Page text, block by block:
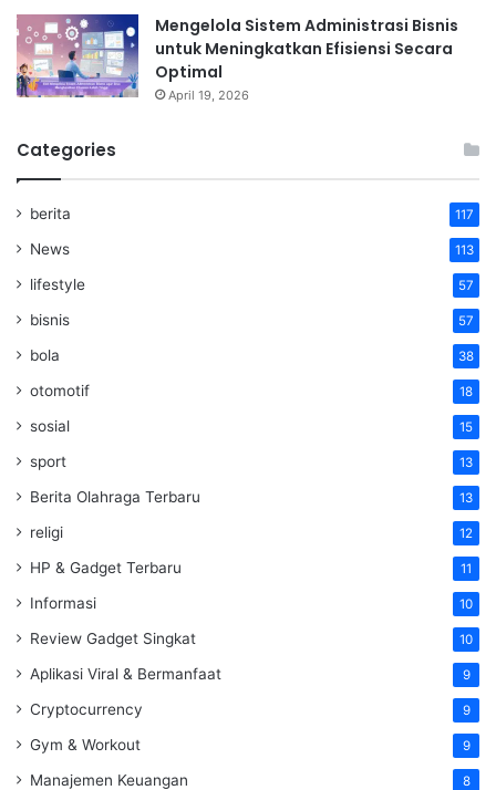
Mengelola Sistem Administrasi Bisnis
untuk Meningkatkan Efisiensi Secara
Optimal
April 19, 2026
Categories
berita 117
News 113
lifestyle 57
bisnis 57
bola 38
otomotif 18
sosial 15
sport 13
Berita Olahraga Terbaru 13
religi 12
HP & Gadget Terbaru 11
Informasi 10
Review Gadget Singkat 10
Aplikasi Viral & Bermanfaat 9
Cryptocurrency 9
Gym & Workout 9
Manajemen Keuangan 8